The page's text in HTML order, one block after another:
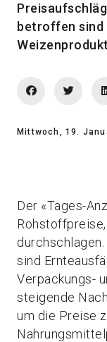
betroffen sind
Mittwoch, 19.
Der «Tages-
sind
Verpackungs-
steigende
um die Preise